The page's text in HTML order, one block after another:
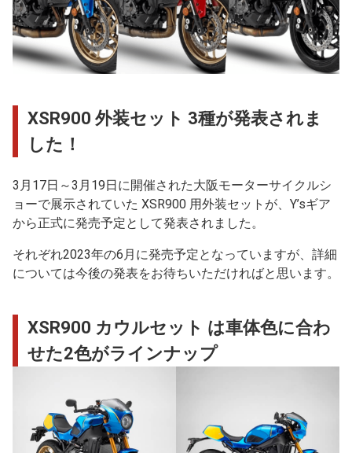
XSR900 外装セット 3種が発表されま
した！
3月17日～3月19日に開催された大阪モーターサイクルシ
ョーで展示されていた XSR900 用外装セットが、Y’sギア
から正式に発売予定として発表されました。
それぞれ2023年の6月に発売予定となっていますが、詳細
については今後の発表をお待ちいただければと思います。
XSR900 カウルセット は車体色に合わ
せた2色がラインナップ